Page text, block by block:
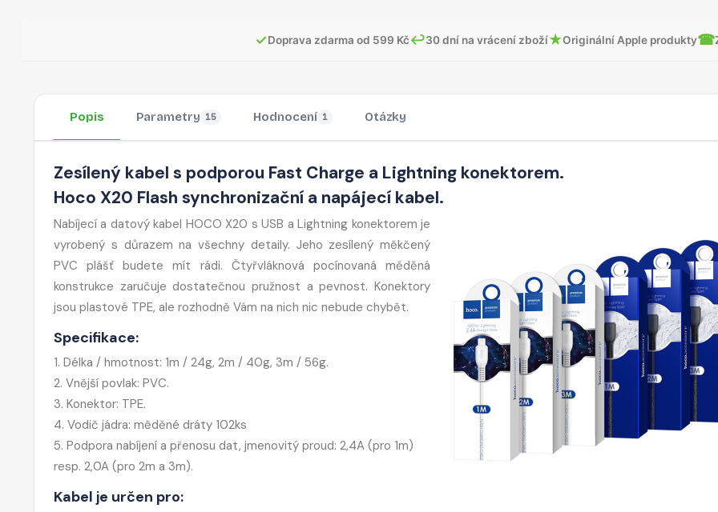
✓Doprava zdarma od 599 Kč↩30 dní na vrácení zboží★Originální Apple produkty☎
Popis Parametry 15 Hodnocení 1 Otázky
Zesílený kabel s podporou Fast Charge a Lightning konektorem.
Hoco X20 Flash synchronizační a napájecí kabel.
Nabíjecí a datový kabel HOCO X20 s USB a Lightning konektorem je
vyrobený s důrazem na všechny detaily. Jeho zesílený měkčený
PVC plášť budete mít rádi. Čtyřvláknová pocínovaná měděná
konstrukce zaručuje dostatečnou pružnost a pevnost. Konektory
jsou plastové TPE, ale rozhodně Vám na nich nic nebude chybět.
Specifikace:
1. Délka / hmotnost: 1m / 24g, 2m / 40g, 3m / 56g.
2. Vnější povlak: PVC.
3. Konektor: TPE.
4. Vodič jádra: měděné dráty 102ks
5. Podpora nabíjení a přenosu dat, jmenovitý proud: 2,4A (pro 1m)
resp. 2,0A (pro 2m a 3m).
Kabel je určen pro: